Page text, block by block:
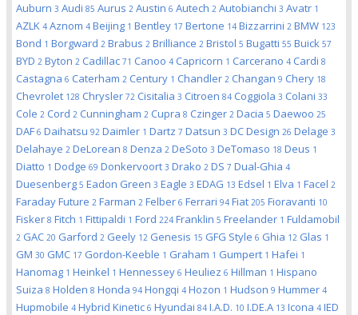
Auburn 3 Audi 85 Aurus 2 Austin 6 Autech 2 Autobianchi 3 Avatr 1
AZLK 4 Aznom 4 Beijing 1 Bentley 17 Bertone 14 Bizzarrini 2 BMW 123
Bond 1 Borgward 2 Brabus 2 Brilliance 2 Bristol 5 Bugatti 55 Buick 57
BYD 2 Byton 2 Cadillac 71 Canoo 4 Capricorn 1 Carcerano 4 Cardi 8
Castagna 6 Caterham 2 Century 1 Chandler 2 Changan 9 Chery 18
Chevrolet 128 Chrysler 72 Cisitalia 3 Citroen 84 Coggiola 3 Colani 33
Cole 2 Cord 2 Cunningham 2 Cupra 8 Czinger 2 Dacia 5 Daewoo 25
DAF 6 Daihatsu 92 Daimler 1 Dartz 7 Datsun 3 DC Design 26 Delage 3
Delahaye 2 DeLorean 8 Denza 2 DeSoto 3 DeTomaso 18 Deus 1
Diatto 1 Dodge 69 Donkervoort 3 Drako 2 DS 7 Dual-Ghia 4
Duesenberg 5 Eadon Green 3 Eagle 3 EDAG 13 Edsel 1 Elva 1 Facel 2
Faraday Future 2 Farman 2 Felber 6 Ferrari 94 Fiat 205 Fioravanti 10
Fisker 8 Fitch 1 Fittipaldi 1 Ford 224 Franklin 5 Freelander 1 Fuldamobil
2 GAC 20 Garford 2 Geely 12 Genesis 15 GFG Style 6 Ghia 12 Glas 1
GM 30 GMC 17 Gordon-Keeble 1 Graham 1 Gumpert 1 Hafei 1
Hanomag 1 Heinkel 1 Hennessey 6 Heuliez 6 Hillman 1 Hispano
Suiza 8 Holden 8 Honda 94 Hongqi 4 Hozon 1 Hudson 9 Hummer 4
Hupmobile 4 Hybrid Kinetic 6 Hyundai 84 I.A.D. 10 I.DE.A 13 Icona 4 IED